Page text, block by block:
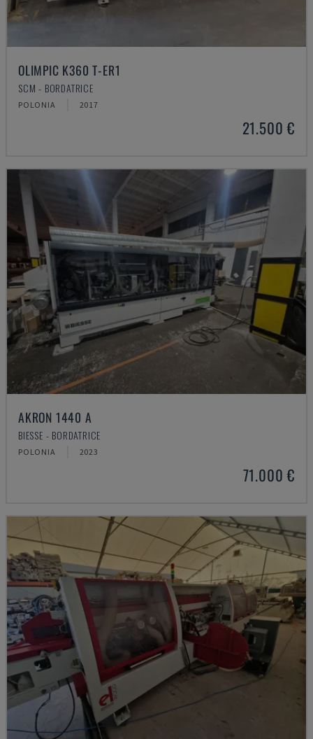
OLIMPIC K360 T-ER1
SCM - BORDATRICE
POLONIA 2017
21.500 €
AKRON 1440 A
BIESSE - BORDATRICE
POLONIA 2023
71.000 €